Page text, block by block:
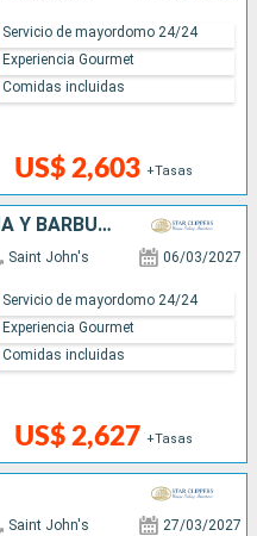
US$ 2,603 +Tasas
Servicio de mayordomo 24/24
Experiencia Gourmet
Comidas incluidas
FRANCIA, DOMINICA, ANTIGUA Y BARBUDA
Saint John's 06/03/2027
US$ 2,627 +Tasas
Servicio de mayordomo 24/24
Experiencia Gourmet
Comidas incluidas
Saint John's 27/03/2027